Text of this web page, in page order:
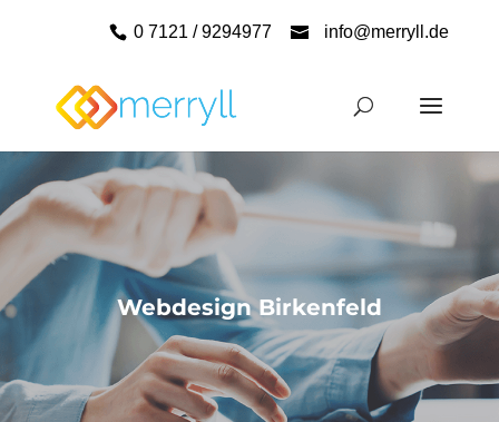
0 7121 / 9294977 info@merryll.de
Webdesign Birkenfeld